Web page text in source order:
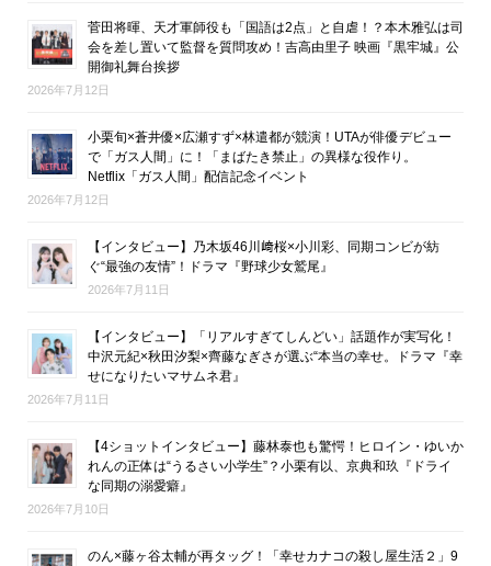
菅田将暉、天才軍師役も「国語は2点」と自虐！？本木雅弘は司
会を差し置いて監督を質問攻め！吉高由里子 映画『黒牢城』公
開御礼舞台挨拶
2026年7月12日
小栗旬×蒼井優×広瀬すず×林遣都が競演！UTAが俳優デビュー
で「ガス人間」に！「まばたき禁止」の異様な役作り。
Netflix「ガス人間」配信記念イベント
2026年7月12日
【インタビュー】乃木坂46川﨑桜×小川彩、同期コンビが紡
ぐ“最強の友情”！ドラマ『野球少女鷲尾』
2026年7月11日
【インタビュー】「リアルすぎてしんどい」話題作が実写化！
中沢元紀×秋田汐梨×齊藤なぎさが選ぶ“本当の幸せ。ドラマ『幸
せになりたいマサムネ君』
2026年7月11日
【4ショットインタビュー】藤林泰也も驚愕！ヒロイン・ゆいか
れんの正体は“うるさい小学生”？小栗有以、京典和玖『ドライ
な同期の溺愛癖』
2026年7月10日
のん×藤ヶ谷太輔が再タッグ！「幸せカナコの殺し屋生活２」9